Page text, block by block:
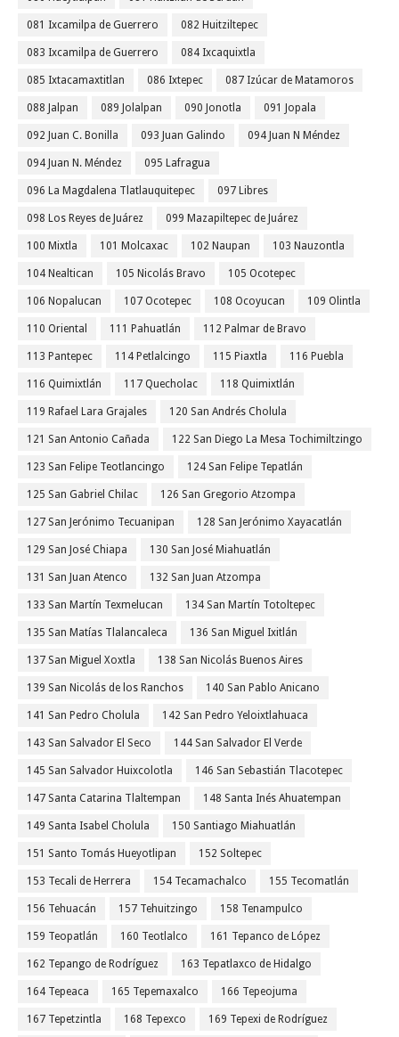
081 Ixcamilpa de Guerrero 082 Huitziltepec
083 Ixcamilpa de Guerrero 084 Ixcaquixtla
085 Ixtacamaxtitlan 086 Ixtepec 087 Izúcar de Matamoros
088 Jalpan 089 Jolalpan 090 Jonotla 091 Jopala
092 Juan C. Bonilla 093 Juan Galindo 094 Juan N Méndez
094 Juan N. Méndez 095 Lafragua
096 La Magdalena Tlatlauquitepec 097 Libres
098 Los Reyes de Juárez 099 Mazapiltepec de Juárez
100 Mixtla 101 Molcaxac 102 Naupan 103 Nauzontla
104 Nealtican 105 Nicolás Bravo 105 Ocotepec
106 Nopalucan 107 Ocotepec 108 Ocoyucan 109 Olintla
110 Oriental 111 Pahuatlán 112 Palmar de Bravo
113 Pantepec 114 Petlalcingo 115 Piaxtla 116 Puebla
116 Quimixtlán 117 Quecholac 118 Quimixtlán
119 Rafael Lara Grajales 120 San Andrés Cholula
121 San Antonio Cañada 122 San Diego La Mesa Tochimiltzingo
123 San Felipe Teotlancingo 124 San Felipe Tepatlán
125 San Gabriel Chilac 126 San Gregorio Atzompa
127 San Jerónimo Tecuanipan 128 San Jerónimo Xayacatlán
129 San José Chiapa 130 San José Miahuatlán
131 San Juan Atenco 132 San Juan Atzompa
133 San Martín Texmelucan 134 San Martín Totoltepec
135 San Matías Tlalancaleca 136 San Miguel Ixitlán
137 San Miguel Xoxtla 138 San Nicolás Buenos Aires
139 San Nicolás de los Ranchos 140 San Pablo Anicano
141 San Pedro Cholula 142 San Pedro Yeloixtlahuaca
143 San Salvador El Seco 144 San Salvador El Verde
145 San Salvador Huixcolotla 146 San Sebastián Tlacotepec
147 Santa Catarina Tlaltempan 148 Santa Inés Ahuatempan
149 Santa Isabel Cholula 150 Santiago Miahuatlán
151 Santo Tomás Hueyotlipan 152 Soltepec
153 Tecali de Herrera 154 Tecamachalco 155 Tecomatlán
156 Tehuacán 157 Tehuitzingo 158 Tenampulco
159 Teopatlán 160 Teotlalco 161 Tepanco de López
162 Tepango de Rodríguez 163 Tepatlaxco de Hidalgo
164 Tepeaca 165 Tepemaxalco 166 Tepeojuma
167 Tepetzintla 168 Tepexco 169 Tepexi de Rodríguez